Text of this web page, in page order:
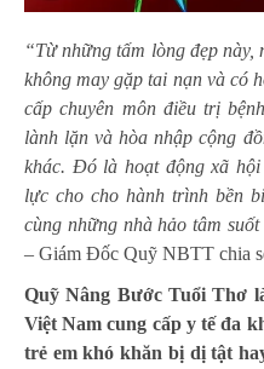
“Từ những tấm lòng đẹp này,
không may gặp tai nạn và có
cấp chuyên môn điều trị
lành lặn và hòa nhập cộng
khác. Đó là hoạt động xã hội
lực cho cho hành trình bền
cùng những nhà hảo tâm
– Giám Đốc Quỹ NBTT chia
Quỹ Nâng Bước Tuổi Thơ
Việt Nam cung cấp y tế đa
trẻ em khó khăn bị dị tật